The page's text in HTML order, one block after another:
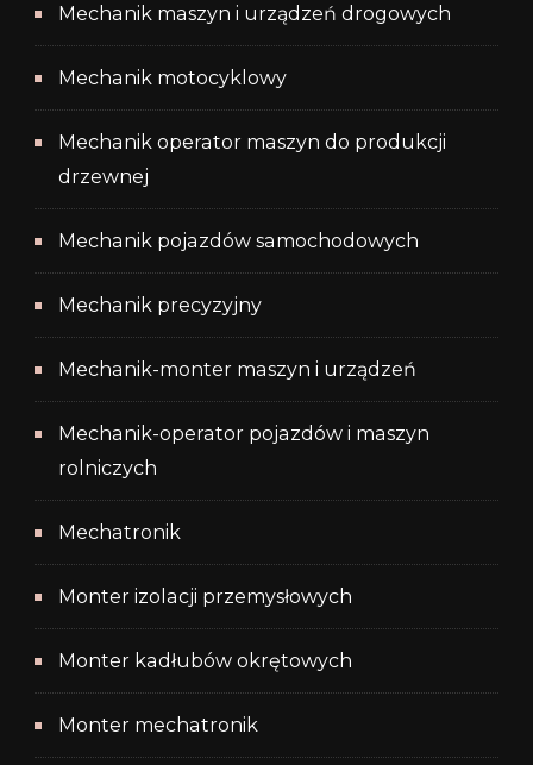
Mechanik maszyn i urządzeń drogowych
Mechanik motocyklowy
Mechanik operator maszyn do produkcji
drzewnej
Mechanik pojazdów samochodowych
Mechanik precyzyjny
Mechanik-monter maszyn i urządzeń
Mechanik-operator pojazdów i maszyn
rolniczych
Mechatronik
Monter izolacji przemysłowych
Monter kadłubów okrętowych
Monter mechatronik